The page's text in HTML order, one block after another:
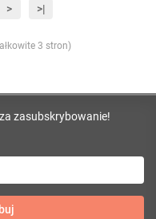
> >|
3 stron)
zasubskrybowanie!